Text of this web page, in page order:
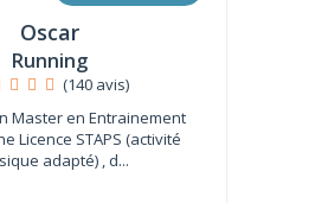
Oscar
Running
(140 avis)
Master en Entrainement
Licence STAPS (activité
adapté) , d...